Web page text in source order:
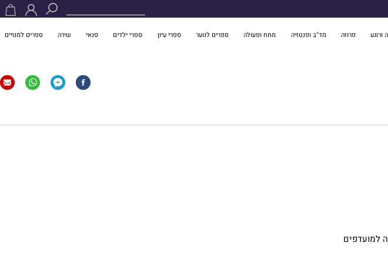
ורוגע פרוזה מד"ב ופנטזיה מתח ופעולה ספרים לנוער ספרי עיון ספרי ילדים פנאי שירה ספרים למנויים
למועדפים